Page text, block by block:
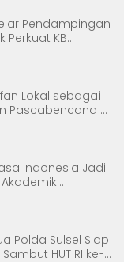
Pendampingan
Perkuat KB
Lokal sebagai
Pascabencana di
Indonesia Jadi
Polda Sulsel Siap
HUT RI ke-